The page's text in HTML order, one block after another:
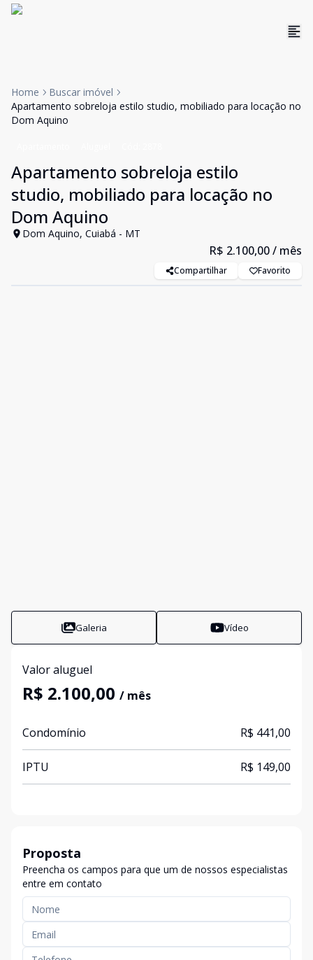
Home
Buscar imóvel
Apartamento sobreloja estilo studio, mobiliado para locação no
Dom Aquino
Apartamento sobreloja estilo
studio, mobiliado para locação no
Dom Aquino
Dom Aquino, Cuiabá - MT
R$ 2.100,00/ mês
Compartilhar Favorito
Galeria Vídeo
Valor aluguel
R$ 2.100,00 / mês
Condomínio R$ 441,00
IPTU R$ 149,00
Proposta
Preencha os campos para que um de nossos especialistas
entre em contato